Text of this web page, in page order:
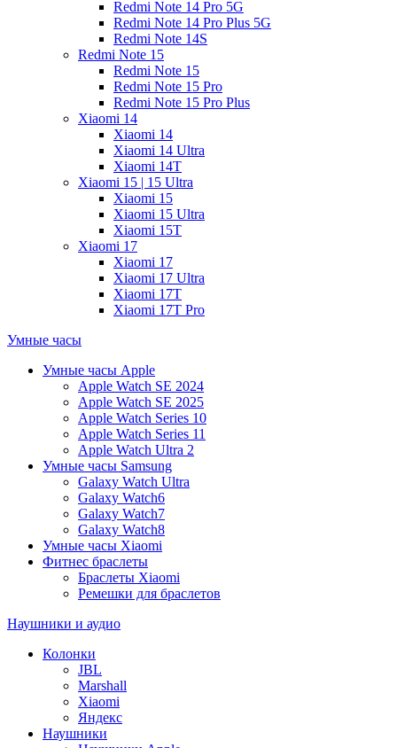
Redmi Note 14 Pro 5G
Redmi Note 14 Pro Plus 5G
Redmi Note 14S
Redmi Note 15
Redmi Note 15
Redmi Note 15 Pro
Redmi Note 15 Pro Plus
Xiaomi 14
Xiaomi 14
Xiaomi 14 Ultra
Xiaomi 14T
Xiaomi 15 | 15 Ultra
Xiaomi 15
Xiaomi 15 Ultra
Xiaomi 15T
Xiaomi 17
Xiaomi 17
Xiaomi 17 Ultra
Xiaomi 17T
Xiaomi 17T Pro
Умные часы
Умные часы Apple
Apple Watch SE 2024
Apple Watch SE 2025
Apple Watch Series 10
Apple Watch Series 11
Apple Watch Ultra 2
Умные часы Samsung
Galaxy Watch Ultra
Galaxy Watch6
Galaxy Watch7
Galaxy Watch8
Умные часы Xiaomi
Фитнес браслеты
Браслеты Xiaomi
Ремешки для браслетов
Наушники и аудио
Колонки
JBL
Marshall
Xiaomi
Яндекс
Наушники